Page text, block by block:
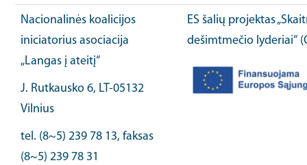
Nacionalinės koalicijos
iniciatorius asociacija
„Langas į ateitį“
J. Rutkausko 6, LT-05132
Vilnius
tel. (8~5) 239 78 13, faksas
(8~5) 239 78 31
ES šalių projektas
dešimtmečio lyderiai“